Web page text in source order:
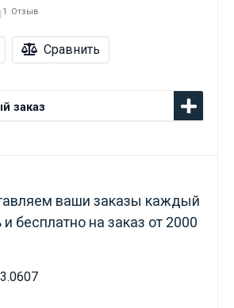
1 Отзыв
Сравнить
заказ
ваши заказы каждый
и бесплатно на заказ от 2000